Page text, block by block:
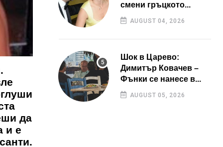
да
и е
смени гръцкото...
AUGUST 04, 2026
Шок в Царево:
Димитър Ковачев –
Фънки се нанесе в...
AUGUST 05, 2026